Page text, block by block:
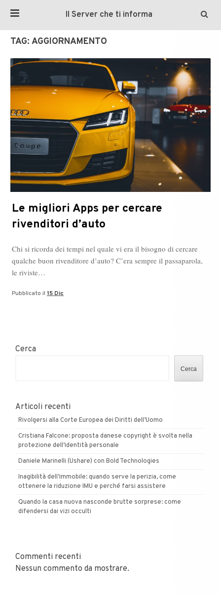
Il Server che ti informa
TAG: AGGIORNAMENTO
Le migliori Apps per cercare
rivenditori d’auto
Chi si ricorda dei tempi nel quale vi era il bisogno di cercare
qualche buon rivenditore d’auto? C’era sempre il passaparola,
le riviste…
Pubblicato il 15 Dic
Cerca
Cerca
Articoli recenti
Rivolgersi alla Corte Europea dei Diritti dell’Uomo
Cristiana Falcone: proposta danese copyright è svolta nella
protezione dell’identità personale
Daniele Marinelli (Ushare) con Bold Technologies
Inagibilità dell’immobile: quando serve la perizia, come
ottenere la riduzione IMU e perché farsi assistere
Quando la casa nuova nasconde brutte sorprese: come
difendersi dai vizi occulti
Commenti recenti
Nessun commento da mostrare.